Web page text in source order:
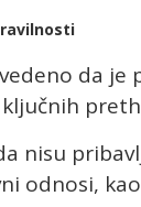
da je
nisu
odnosi,